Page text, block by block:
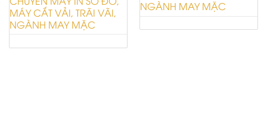
MÁY CẮT VẢI, TRÃI VÃI,
NGÀNH MAY MẶC
NGÀNH MAY MẶC